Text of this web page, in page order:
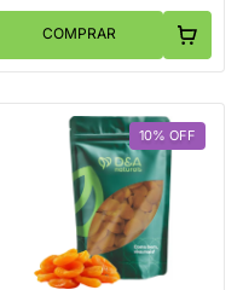
COMPRAR
10% OFF